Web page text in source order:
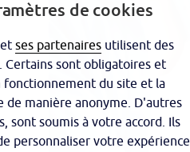
de cookies
ses partenaires utilisent des
Certains sont obligatoires et
du site et la
de manière anonyme. D'autres
sont soumis à votre accord. Ils
personnaliser votre expérience